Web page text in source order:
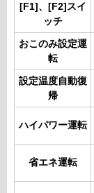
[F1]、[F2]スイ
ッチ
おこのみ設定運
転
設定温度自動復
帰
ハイパワー運転
省エネ運転